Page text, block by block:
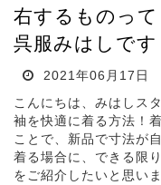
右するものっ
呉服みはしです
2021年06月17日
こんにちは、みはしス
袖を快適に着る方法！
ことで、新品で寸法が
着る場合に、できる限
をご紹介したいと思い